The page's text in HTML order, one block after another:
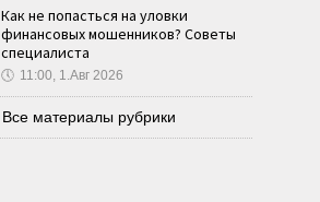
Как не попасться на уловки
финансовых мошенников? Советы
специалиста
🕔 11:00, 1.Авг 2026
Все материалы рубрики